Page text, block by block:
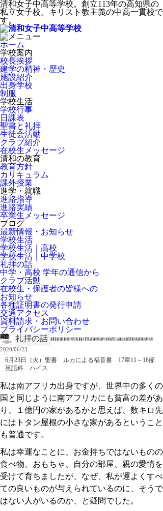
清和女子中高等学校。創立113年の高知県の
私立女子校。キリスト教主義の中高一貫校で
す。
ホーム
学校案内
校長挨拶
建学の精神・歴史
施設紹介
出身学校
制服
学校生活
学校行事
日課表
聖書と礼拝
生徒会活動
クラブ紹介
在校生メッセージ
清和の教育
教育方針
カリキュラム
課外授業
進学・就職
進路指導
進路実績
卒業生メッセージ
ブログ
最新情報・お知らせ
学校生活
学校生活｜高校
学校生活｜中学校
礼拝の話
中学・高校 学年の通信から
クラブ活動
在校生・保護者の皆様への
お知らせ
各種証明書の発行申請
交通アクセス
資料請求・お問い合わせ
プライバシーポリシー
礼拝の話
2020/06/23
6月23日（火）聖書 ルカによる福音書 17章11～18節
英語科 ハイス
私は南アフリカ出身ですが、世界中の多くの
国と同じように南アフリカにも貧富の差があ
り、１億円の家があるかと思えば、数キロ先
にはトタン屋根の小さな家があるということ
も普通です。
私は幸運なことに、お金持ちではないものの
食べ物、おもちゃ、自分の部屋、親の愛情を
受けて育ちましたが、なぜ、私が運よくすべ
ての良いものが与えられているのに、そうで
はない人がいるのか、と疑問でした。